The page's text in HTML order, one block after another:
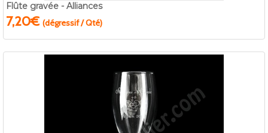
Flûte gravée - Alliances
7,20€ (dégressif / Qté)